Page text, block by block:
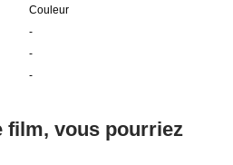
Couleur
-
-
-
film, vous pourriez